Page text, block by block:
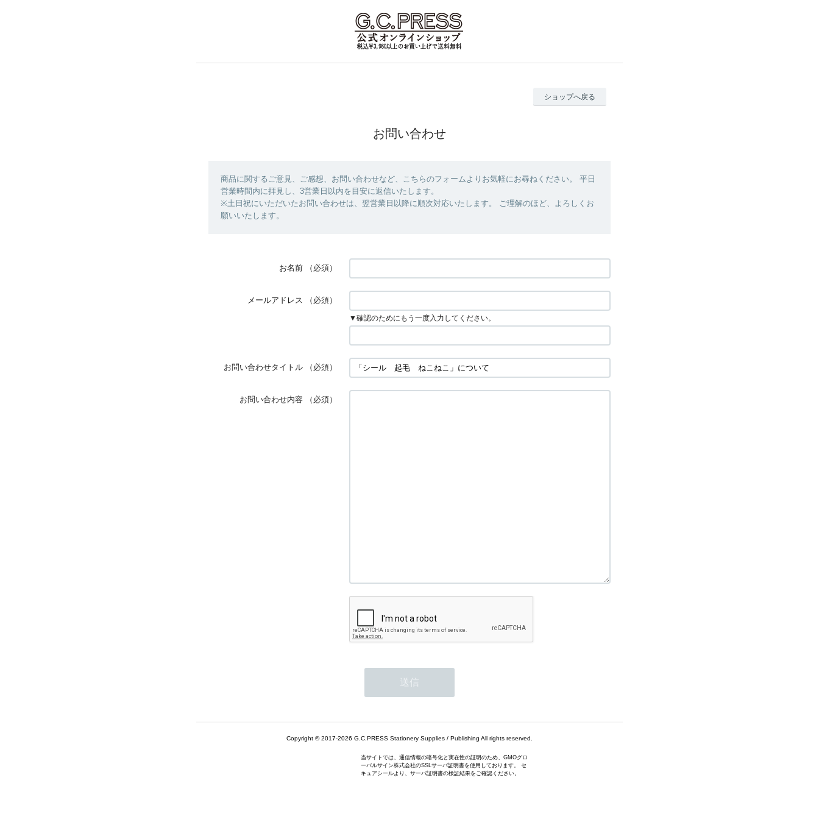
ショップへ戻る
お問い合わせ
商品に関するご意見、ご感想、お問い合わせなど、こちらのフォームよりお気軽にお尋ねください。 平日
営業時間内に拝見し、3営業日以内を目安に返信いたします。
※土日祝にいただいたお問い合わせは、翌営業日以降に順次対応いたします。 ご理解のほど、よろしくお
願いいたします。
お名前 （必須）
メールアドレス （必須）
▼確認のためにもう一度入力してください。
お問い合わせタイトル （必須）
お問い合わせ内容 （必須）
Copyright © 2017-2026 G.C.PRESS Stationery Supplies / Publishing All rights reserved.
当サイトでは、通信情報の暗号化と実在性の証明のため、GMOグロ
ーバルサイン株式会社のSSLサーバ証明書を使用しております。 セ
キュアシールより、サーバ証明書の検証結果をご確認ください。